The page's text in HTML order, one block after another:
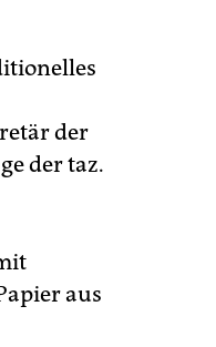
der
der taz.
aus